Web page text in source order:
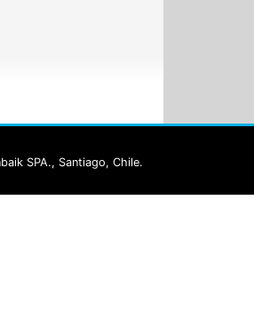
SPA., Santiago, Chile.